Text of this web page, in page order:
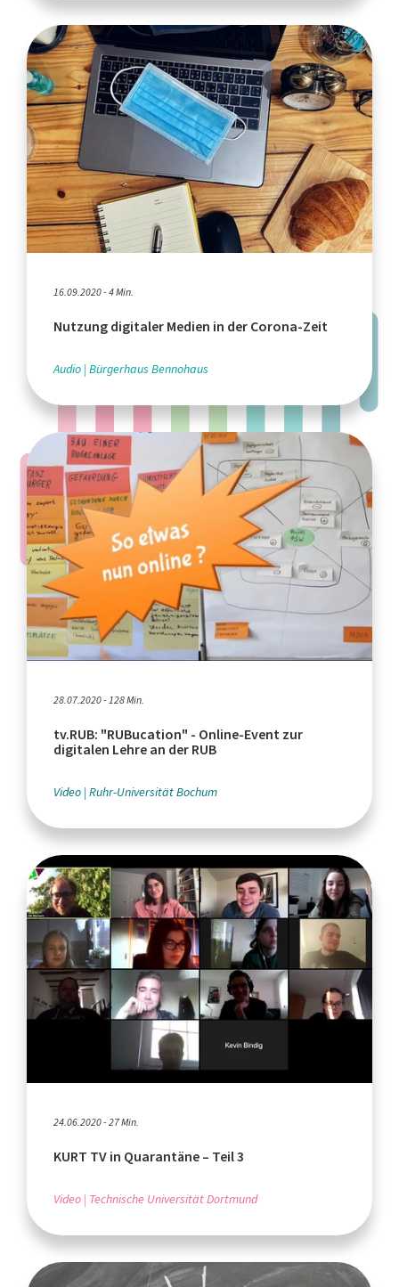
16.09.2020 - 4 Min.
Nutzung digitaler Medien in der Corona-Zeit
Audio Bürgerhaus Bennohaus
28.07.2020 - 128 Min.
tv.RUB: "RUBucation" - Online-Event zur
digitalen Lehre an der RUB
Video Ruhr-Universität Bochum
24.06.2020 - 27 Min.
KURT TV in Quarantäne – Teil 3
Video Technische Universität Dortmund